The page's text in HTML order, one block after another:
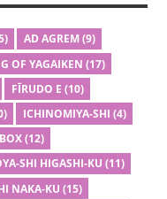
AD AGREM(9)
OF YAGAIKEN (17)
FĪRUDO E (10)
ICHINOMIYA-SHI (4)
(12)
SHI HIGASHI-KU (11)
NAKA-KU (15)